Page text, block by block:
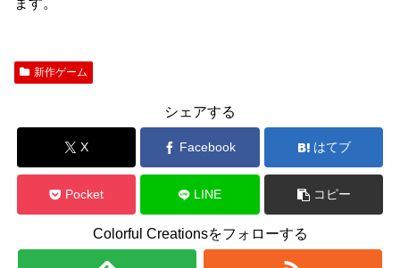
ます。
新作ゲーム
シェアする
X Facebook はてブ
Pocket LINE コピー
Colorful Creationsをフォローする